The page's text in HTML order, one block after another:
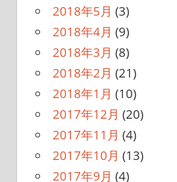
2018年5月 (3)
2018年4月 (9)
2018年3月 (8)
2018年2月 (21)
2018年1月 (10)
2017年12月 (20)
2017年11月 (4)
2017年10月 (13)
2017年9月 (4)